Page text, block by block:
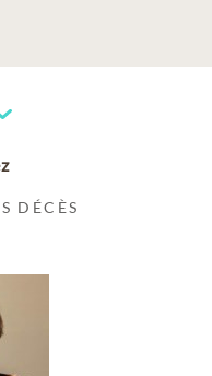
DÉCÈS